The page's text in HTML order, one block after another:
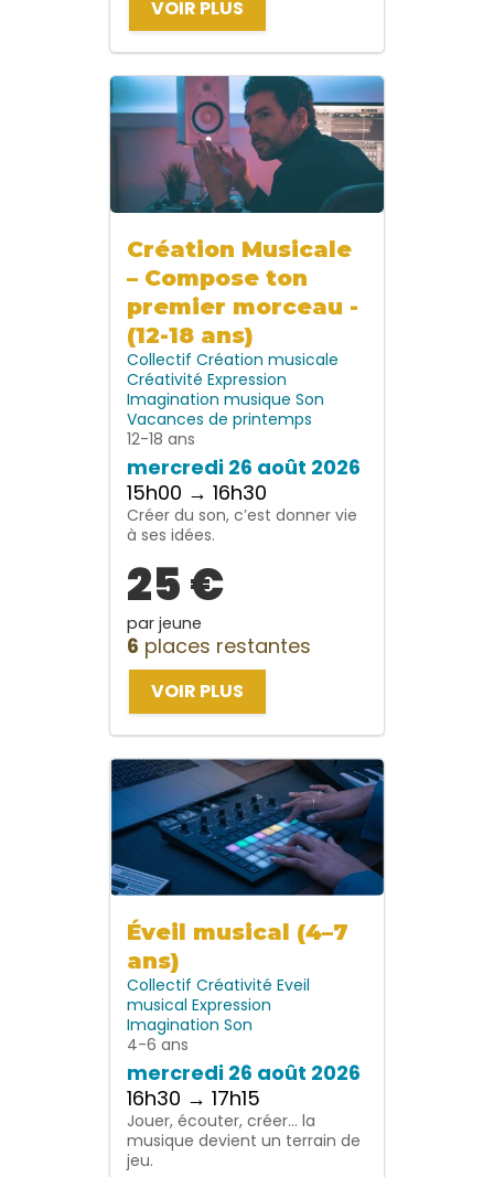
VOIR PLUS
Création Musicale
– Compose ton
premier morceau -
(12-18 ans)
Collectif Création musicale
Créativité Expression
Imagination musique Son
Vacances de printemps
12-18 ans
mercredi 26 août 2026
15h00 → 16h30
Créer du son, c’est donner vie
à ses idées.
25 €
par jeune
6 places restantes
VOIR PLUS
Éveil musical (4–7
ans)
Collectif Créativité Eveil
musical Expression
Imagination Son
4-6 ans
mercredi 26 août 2026
16h30 → 17h15
Jouer, écouter, créer… la
musique devient un terrain de
jeu.